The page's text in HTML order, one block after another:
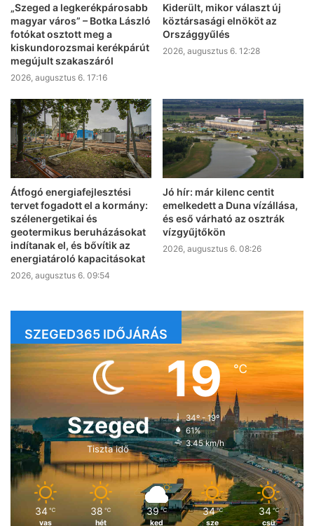
„Szeged a legkerékpárosabb
magyar város” – Botka László
fotókat osztott meg a
kiskundorozsmai kerékpárút
megújult szakaszáról
2026, augusztus 6. 17:16
Kiderült, mikor választ új
köztársasági elnököt az
Országgyűlés
2026, augusztus 6. 12:28
Átfogó energiafejlesztési
tervet fogadott el a kormány:
szélenergetikai és
geotermikus beruházásokat
indítanak el, és bővítik az
energiatároló kapacitásokat
2026, augusztus 6. 09:54
Jó hír: már kilenc centit
emelkedett a Duna vízállása,
és eső várható az osztrák
vízgyűjtőkön
2026, augusztus 6. 08:26
SZEGED365 IDŐJÁRÁS
Szeged
Tiszta idő
19℃
34º - 19º
61%
3.45 km/h
34 ℃
vas
38 ℃
hét
39 ℃
ked
34 ℃
sze
34 ℃
csü